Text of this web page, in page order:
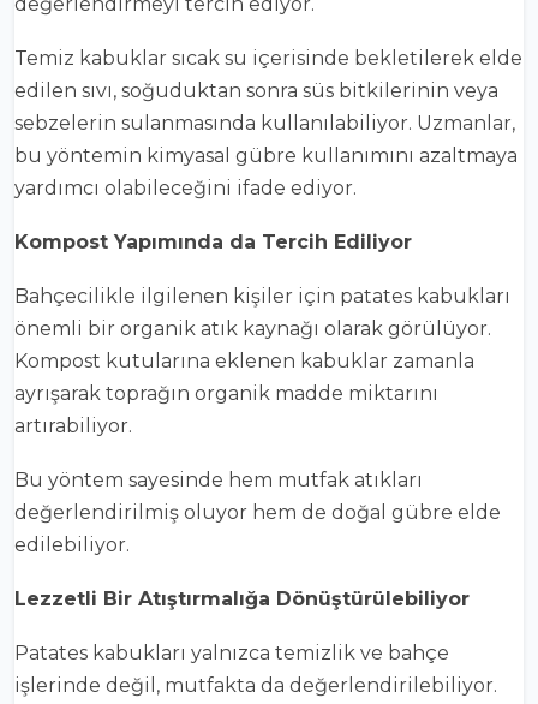
Temiz kabuklar sıcak su içerisinde bekletilerek elde
edilen sıvı, soğuduktan sonra süs bitkilerinin veya
sebzelerin sulanmasında kullanılabiliyor. Uzmanlar,
bu yöntemin kimyasal gübre kullanımını azaltmaya
yardımcı olabileceğini ifade ediyor.
Kompost Yapımında da Tercih Ediliyor
Bahçecilikle ilgilenen kişiler için patates kabukları
önemli bir organik atık kaynağı olarak görülüyor.
Kompost kutularına eklenen kabuklar zamanla
ayrışarak toprağın organik madde miktarını
artırabiliyor.
Bu yöntem sayesinde hem mutfak atıkları
değerlendirilmiş oluyor hem de doğal gübre elde
edilebiliyor.
Lezzetli Bir Atıştırmalığa Dönüştürülebiliyor
Patates kabukları yalnızca temizlik ve bahçe
işlerinde değil, mutfakta da değerlendirilebiliyor.